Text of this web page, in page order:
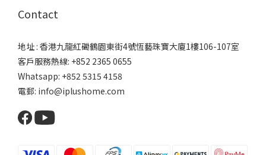
Contact
地址 : 香港九龍紅磡鶴園東街4號恆藝珠寶大廈1樓106-107室
客戶服務熱線: +852 2365 0655
Whatsapp: +852 5315 4158
電郵: info@iplushome.com